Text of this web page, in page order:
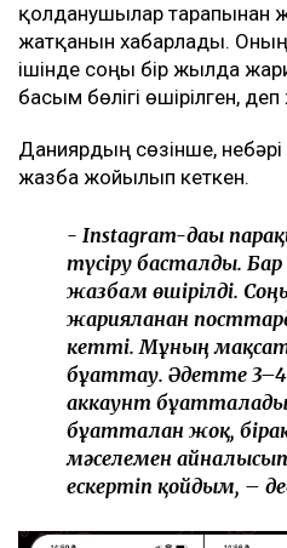
қолданушылар тарапынан
жатқанын хабарлады.
ішінде соңғы бір жылда
басым бөлігі өшірілген,
Даниярдың сөзінше,
жазба жойылып кеткен.
- Instagram-дағы
түсіру басталды.
жазбам өшірілді.
жарияланған
кетті. Мұның
бұғаттау. Әдетте
аккаунт
бұғатталған жоқ,
мәселемен
ескертіп қойдым, –